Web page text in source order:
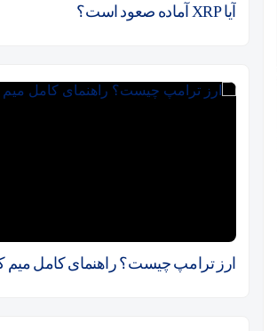
آیا XRP آماده صعود است؟
ارز ترامپ چیست؟ راهنمای کامل میم